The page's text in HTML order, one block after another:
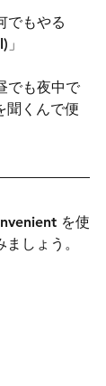
でもやる
でも夜中で
聞くんで便
を使
しょう。